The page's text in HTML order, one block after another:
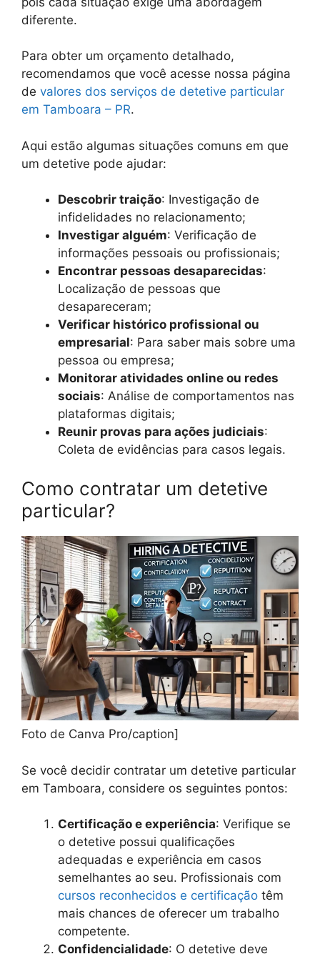
diferente.
Para obter um orçamento detalhado,
recomendamos que você acesse nossa página
de valores dos serviços de detetive particular
em Tamboara – PR.
Aqui estão algumas situações comuns em que
um detetive pode ajudar:
Descobrir traição: Investigação de
infidelidades no relacionamento;
Investigar alguém: Verificação de
informações pessoais ou profissionais;
Encontrar pessoas desaparecidas:
Localização de pessoas que
desapareceram;
Verificar histórico profissional ou
empresarial: Para saber mais sobre uma
pessoa ou empresa;
Monitorar atividades online ou redes
sociais: Análise de comportamentos nas
plataformas digitais;
Reunir provas para ações judiciais:
Coleta de evidências para casos legais.
Como contratar um detetive
particular?
Foto de Canva Pro/caption]
Se você decidir contratar um detetive particular
em Tamboara, considere os seguintes pontos:
Certificação e experiência: Verifique se
o detetive possui qualificações
adequadas e experiência em casos
semelhantes ao seu. Profissionais com
cursos reconhecidos e certificação têm
mais chances de oferecer um trabalho
competente.
Confidencialidade: O detetive deve